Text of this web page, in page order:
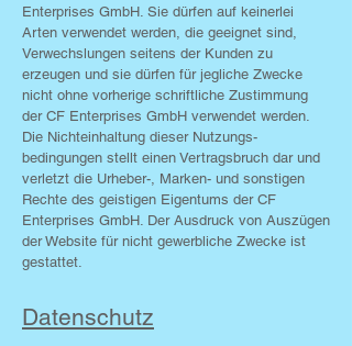
Enterprises GmbH. Sie dürfen auf keinerlei
Arten verwendet werden, die geeignet sind,
Verwechslungen seitens der Kunden zu
erzeugen und sie dürfen für jegliche Zwecke
nicht ohne vorherige schriftliche Zustimmung
der CF Enterprises GmbH verwendet werden.
Die Nichteinhaltung dieser Nutzungs­
bedingungen stellt einen Vertragsbruch dar und
verletzt die Urheber-, Marken- und sonstigen
Rechte des geistigen Eigentums der CF
Enterprises GmbH. Der Ausdruck von Auszügen
der Website für nicht gewerbliche Zwecke ist
gestattet.
Datenschutz